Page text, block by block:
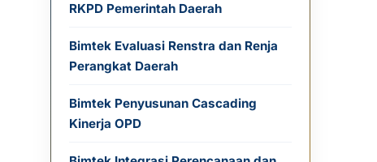
RKPD Pemerintah Daerah
Bimtek Evaluasi Renstra dan Renja
Perangkat Daerah
Bimtek Penyusunan Cascading
Kinerja OPD